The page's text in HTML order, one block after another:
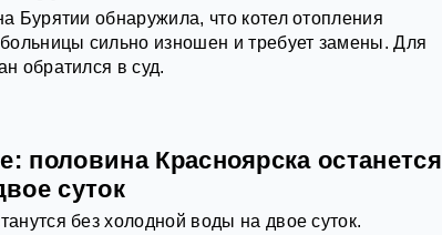
Бурятии обнаружила, что котел отопления
сильно изношен и требует замены. Для
обратился в суд.
половина Красноярска останется
суток
без холодной воды на двое суток.